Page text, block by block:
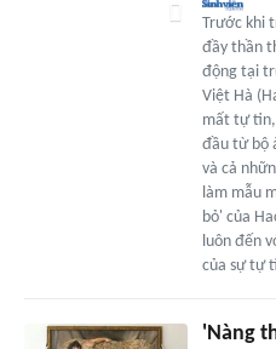
Trước khi
đầy thần
động tại
Việt Hà
mất tự tin,
đầu từ bộ
và cả
làm mẫu
bỏ' của
luôn đến
của sự tự
'Nàng